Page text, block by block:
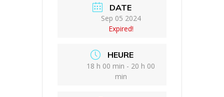
DATE
Sep 05 2024
Expired!
HEURE
18 h 00 min - 20 h 00
min